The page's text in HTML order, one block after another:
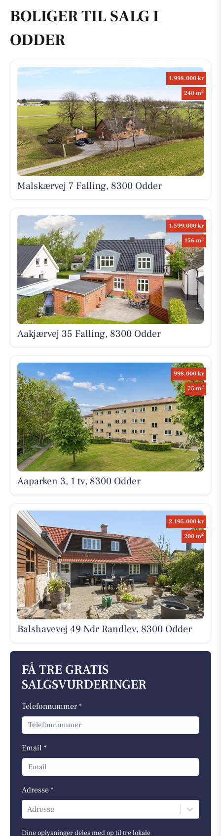
BOLIGER TIL SALG I
ODDER
1.998.000 kr
240 m2
Malskærvej 7 Falling, 8300 Odder
1.599.000 kr
156 m2
Aakjærvej 35 Falling, 8300 Odder
998.000 kr
75 m2
Aaparken 3, 1 tv, 8300 Odder
2.195.000 kr
200 m2
Balshavevej 49 Ndr Randlev, 8300 Odder
FÅ TRE GRATIS
SALGSVURDERINGER
Telefonnummer *
Email *
Adresse *
Adresse
Dine oplysninger deles med op til tre lokale